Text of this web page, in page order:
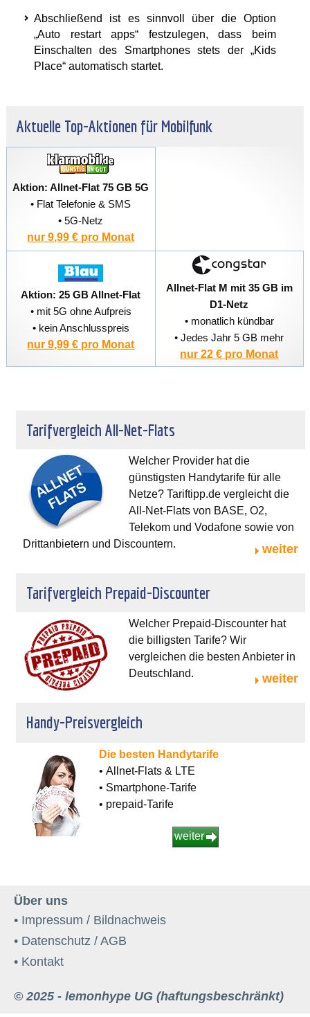
Abschließend ist es sinnvoll über die Option
„Auto restart apps“ festzulegen, dass beim
Einschalten des Smartphones stets der „Kids
Place“ automatisch startet.
Aktuelle Top-Aktionen für Mobilfunk
Aktion: Allnet-Flat 75 GB 5G
• Flat Telefonie & SMS
• 5G-Netz
nur 9,99 € pro Monat
Aktion: 25 GB Allnet-Flat
• mit 5G ohne Aufpreis
• kein Anschlusspreis
nur 9,99 € pro Monat
Allnet-Flat M mit 35 GB im
D1-Netz
• monatlich kündbar
• Jedes Jahr 5 GB mehr
nur 22 € pro Monat
Tarifvergleich All-Net-Flats
Welcher Provider hat die
günstigsten Handytarife für alle
Netze? Tariftipp.de vergleicht die
All-Net-Flats von BASE, O2,
Telekom und Vodafone sowie von
Drittanbietern und Discountern.
weiter
Tarifvergleich Prepaid-Discounter
Welcher Prepaid-Discounter hat
die billigsten Tarife? Wir
vergleichen die besten Anbieter in
Deutschland.
weiter
Handy-Preisvergleich
Die besten Handytarife
• Allnet-Flats & LTE
• Smartphone-Tarife
• prepaid-Tarife
weiter
Über uns
• Impressum / Bildnachweis
• Datenschutz / AGB
• Kontakt
© 2025 - lemonhype UG (haftungsbeschränkt)